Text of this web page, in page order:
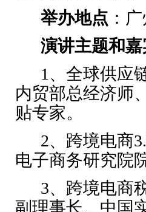
举办地点 ：
演讲主题和嘉
1、全球供应
内贸部总经济师
贴专家。
2、跨境电商
电子商务研究院
3、跨境电商税
副理事长、中国